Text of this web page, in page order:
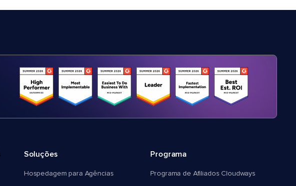
Soluções
Hospedagem para Agências
Programa
Programa de Afiliados Cloudways